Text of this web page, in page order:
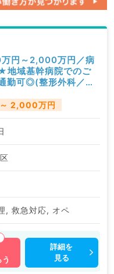
万円～2,000万円／病
地域基幹病院でのご
勤可◎(整形外科／常
2,000万円
, 救急対応, オペ
詳細を
見る